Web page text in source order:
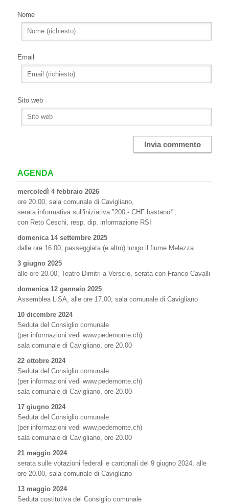
Nome
Email
Sito web
AGENDA
mercoledì 4 febbraio 2026
ore 20.00, sala comunale di Cavigliano,
serata informativa sull'iniziativa "200.- CHF bastano!",
con Reto Ceschi, resp. dip. informazione RSI
domenica 14 settembre 2025
dalle ore 16.00, passeggiata (e altro) lungo il fiume Melezza
3 giugno 2025
alle ore 20.00, Teatro Dimitri a Verscio, serata con Franco Cavalli
domenica 12 gennaio 2025
Assemblea LiSA, alle ore 17.00, sala comunale di Cavigliano
10 dicembre 2024
Seduta del Consiglio comunale
(per informazioni vedi www.pedemonte.ch)
sala comunale di Cavigliano, ore 20.00
22 ottobre 2024
Seduta del Consiglio comunale
(per informazioni vedi www.pedemonte.ch)
sala comunale di Cavigliano, ore 20.00
17 giugno 2024
Seduta del Consiglio comunale
(per informazioni vedi www.pedemonte.ch)
sala comunale di Cavigliano, ore 20.00
21 maggio 2024
serata sulle votazioni federali e cantonali del 9 giugno 2024, alle
ore 20.00, sala comunale di Cavigliano
13 maggio 2024
Seduta costitutiva del Consiglio comunale